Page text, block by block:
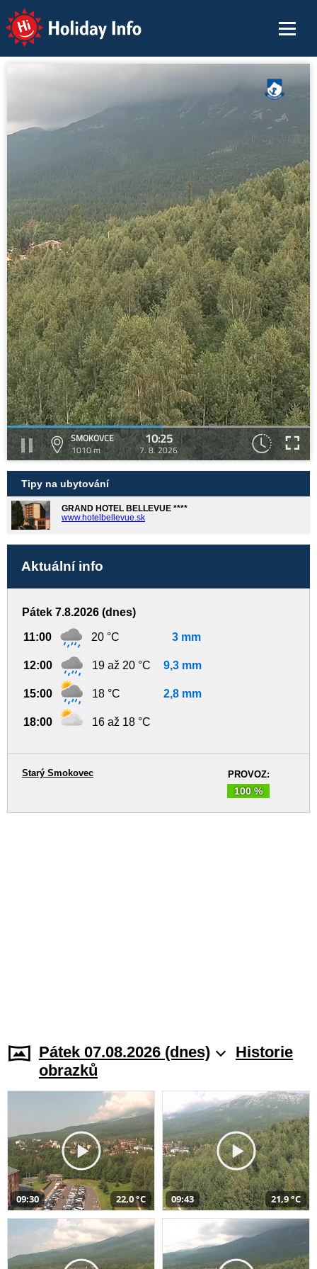
Holiday Info
SMOKOVCE
1010 m
10:25
7. 8. 2026
Tipy na ubytování
GRAND HOTEL BELLEVUE ****
www.hotelbellevue.sk
Aktuální info
Pátek 7.8.2026 (dnes)
11:00 20 °C 3 mm
12:00 19 až 20 °C 9,3 mm
15:00 18 °C 2,8 mm
18:00 16 až 18 °C
PROVOZ:
100 %
Starý Smokovec
Pátek 07.08.2026 (dnes)
Historie
obrazků
09:30 22,0 °C 09:43 21,9 °C